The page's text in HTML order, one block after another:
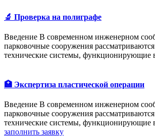
🔬 Проверка на полиграфе
Введение В современном инженерном
парковочные сооружения
технические системы, функционирующие
🏥 Экспертиза пластической операции
Введение В современном инженерном
парковочные сооружения
технические системы, функционирующие
заполнить заявку